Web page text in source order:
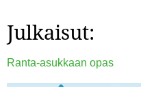
Julkaisut:
Ranta-asukkaan opas